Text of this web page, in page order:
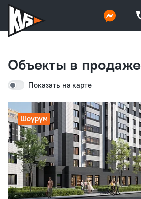
Объекты в продаже
Показать на карте
Шоурум